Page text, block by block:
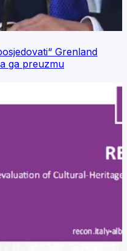
Grenland
ga preuzmu